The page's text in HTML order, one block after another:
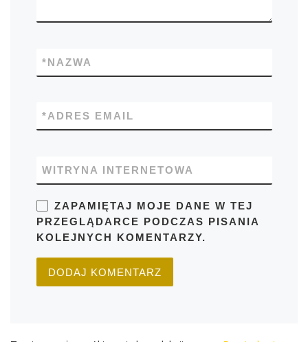
NAZWA
*
ADRES EMAIL
*
WITRYNA INTERNETOWA
ZAPAMIĘTAJ MOJE DANE W TEJ
PRZEGLĄDARCE PODCZAS PISANIA
KOLEJNYCH KOMENTARZY.